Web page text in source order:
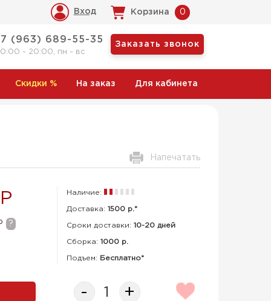
Вход Корзина 0
(963) 689-55-35
- 20:00, пн - вс
Заказать звонок
Скидки % На заказ Для кабинета
Напечатать
?
Наличие:
Доставка: 1500 р.*
Сроки доставки: 10-20 дней
Сборка:1000 р.
Подъем: Бесплатно*
- +